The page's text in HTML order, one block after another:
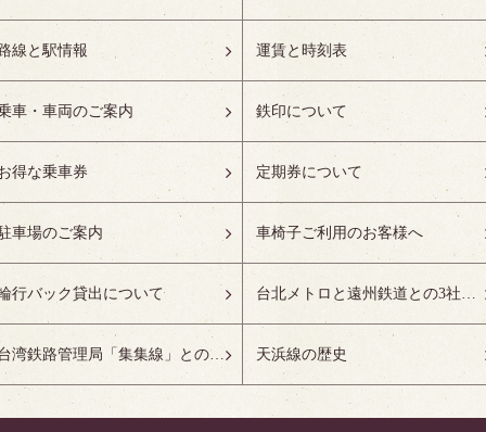
線と駅情報 運賃と時刻表
車・車両のご案内 鉄印について
得な乗車券 定期券について
車場のご案内 車椅子ご利用のお客様へ
行バック貸出について 台北メトロと遠州鉄道との3社友好協定について
台湾鉄路管理局「集集線」との姉妹鉄道協定について 天浜線の歴史